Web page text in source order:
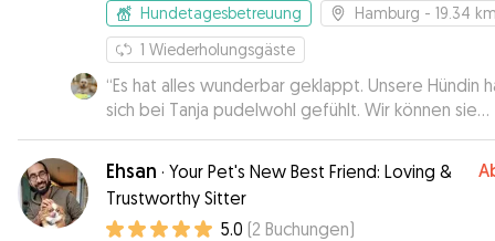
Hund geachtet und uns zwischendurch auch
geschickt - wirklich super! ❤️
Hundetagesbetreuung
Hamburg - 19.34 km
1 Wiederholungsgäste
“Es hat alles wunderbar geklappt. Unsere Hündin
sich bei Tanja pudelwohl gefühlt. Wir können sie
uneingeschränkt weiterempfehlen und buchen sie
auch gerne wieder.
Ehsan · Your Pet's New Best Friend: Loving &
Trustworthy Sitter
5.0 (2 Buchungen)